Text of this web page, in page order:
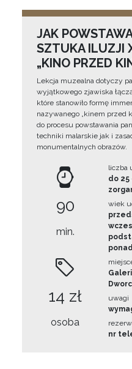
JAK
SZTUKA ILUZJI
„KINO PRZED
Lekcja muzealna dotyczy
wyjątkowego zjawiska
które stanowiło formę
nazywanego „kinem przed
do procesu powstawania
techniki malarskie jak i
monumentalnych obrazów.
90
min.
14 zł
osoba
liczba
do 25
wiek
uwagi
nr